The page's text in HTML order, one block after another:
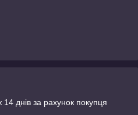
днів за рахунок покупця